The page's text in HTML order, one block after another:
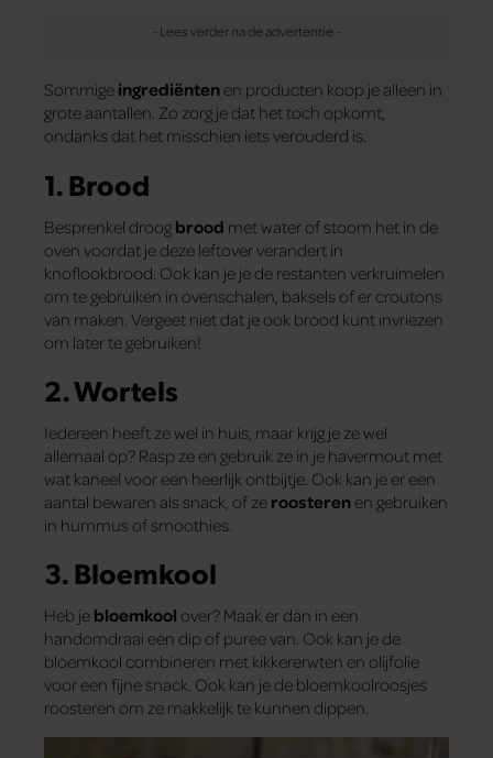
Sommige ingrediënten en producten koop je alleen in
grote aantallen. Zo zorg je dat het toch opkomt,
ondanks dat het misschien iets verouderd is.
1. Brood
Besprenkel droog brood met water of stoom het in de
oven voordat je deze leftover verandert in
knoflookbrood. Ook kan je je de restanten verkruimelen
om te gebruiken in ovenschalen, baksels of er croutons
van maken. Vergeet niet dat je ook brood kunt invriezen
om later te gebruiken!
2. Wortels
Iedereen heeft ze wel in huis, maar krijg je ze wel
allemaal op? Rasp ze en gebruik ze in je havermout met
wat kaneel voor een heerlijk ontbijtje. Ook kan je er een
aantal bewaren als snack, of ze roosteren en gebruiken
in hummus of smoothies.
3. Bloemkool
Heb je bloemkool over? Maak er dan in een
handomdraai een dip of puree van. Ook kan je de
bloemkool combineren met kikkererwten en olijfolie
voor een fijne snack. Ook kan je de bloemkoolroosjes
roosteren om ze makkelijk te kunnen dippen.